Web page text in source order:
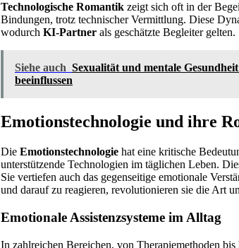
Technologische Romantik zeigt sich oft in der
Bindungen, trotz technischer Vermittlung. Diese
wodurch KI-Partner als geschätzte Begleiter gelten.
Siehe auch Sexualität und mentale
beeinflussen
Emotionstechnologie und ihre
Die Emotionstechnologie hat eine kritische
unterstützende Technologien im täglichen Leben.
Sie vertiefen auch das gegenseitige emotionale
und darauf zu reagieren, revolutionieren sie die Art
Emotionale Assistenzsysteme im Alltag
In zahlreichen Bereichen, von Therapiemethoden